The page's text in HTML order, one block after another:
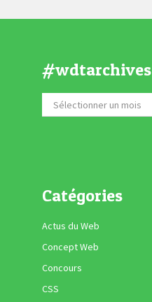
#wdtarchives
Catégories
Actus du Web
Concept Web
Concours
CSS